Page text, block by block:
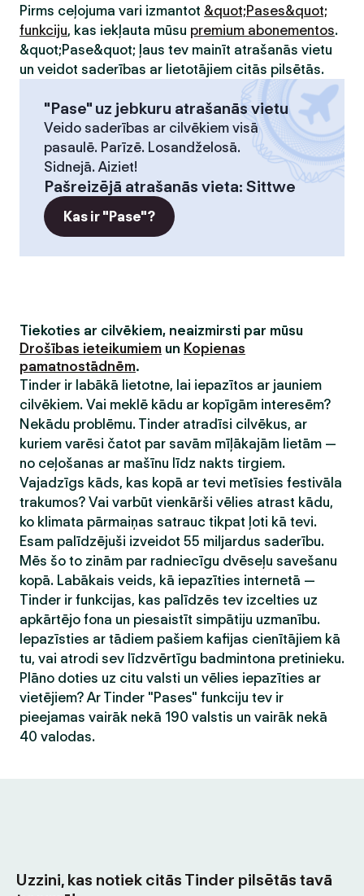
Pirms ceļojuma vari izmantot &quot;Pases&quot;
funkciju, kas iekļauta mūsu premium abonementos.
&quot;Pase&quot; ļaus tev mainīt atrašanās vietu
un veidot saderības ar lietotājiem citās pilsētās.
"Pase" uz jebkuru atrašanās vietu
Veido saderības ar cilvēkiem visā
pasaulē. Parīzē. Losandželosā.
Sidnejā. Aiziet!
Pašreizējā atrašanās vieta: Sittwe
Kas ir "Pase"?
Tiekoties ar cilvēkiem, neaizmirsti par mūsu
Drošības ieteikumiem un Kopienas
pamatnostādnēm.
Tinder ir labākā lietotne, lai iepazītos ar jauniem
cilvēkiem. Vai meklē kādu ar kopīgām interesēm?
Nekādu problēmu. Tinder atradīsi cilvēkus, ar
kuriem varēsi čatot par savām mīļākajām lietām —
no ceļošanas ar mašīnu līdz nakts tirgiem.
Vajadzīgs kāds, kas kopā ar tevi metīsies festivāla
trakumos? Vai varbūt vienkārši vēlies atrast kādu,
ko klimata pārmaiņas satrauc tikpat ļoti kā tevi.
Esam palīdzējuši izveidot 55 miljardus saderību.
Mēs šo to zinām par radniecīgu dvēseļu savešanu
kopā. Labākais veids, kā iepazīties internetā —
Tinder ir funkcijas, kas palīdzēs tev izcelties uz
apkārtējo fona un piesaistīt simpātiju uzmanību.
Iepazīsties ar tādiem pašiem kafijas cienītājiem kā
tu, vai atrodi sev līdzvērtīgu badmintona pretinieku.
Plāno doties uz citu valsti un vēlies iepazīties ar
vietējiem? Ar Tinder "Pases" funkciju tev ir
pieejamas vairāk nekā 190 valstis un vairāk nekā
40 valodas.
Uzzini, kas notiek citās Tinder pilsētās tavā